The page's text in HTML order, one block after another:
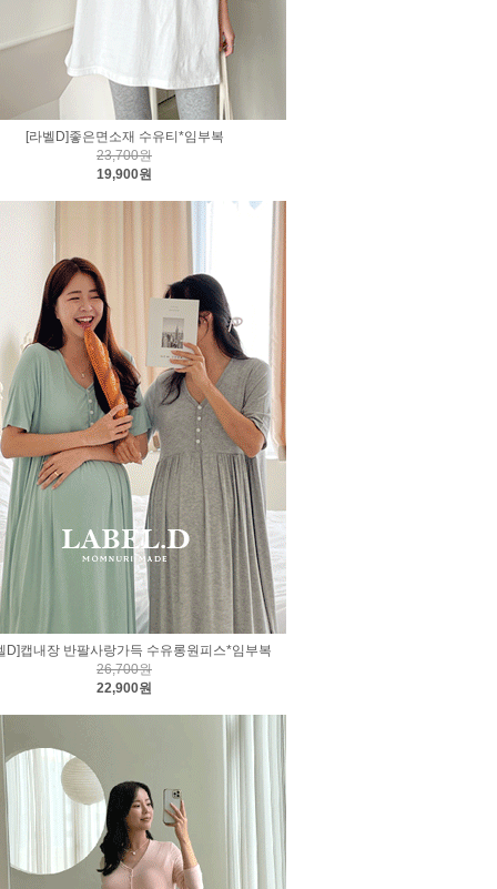
[라벨D]좋은면소재 수유티*임부복
23,700원
19,900원
D]캡내장 반팔사랑가득 수유롱원피스*임부복
26,700원
22,900원